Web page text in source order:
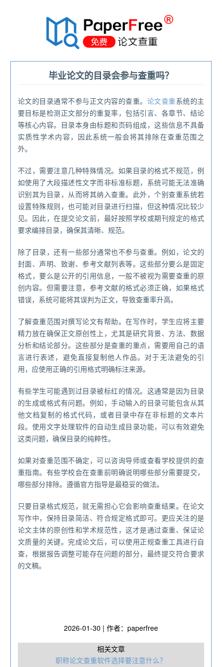
毕业论文的目录会参与查重吗？
论文的目录通常不参与正文内容的查重。 论文查重系统的主
要目标是检测正文部分的重复率，包括引言、各章节、结论
等核心内容。目录本身由标题和页码组成，这些信息不具备
实质性学术内容，因此系统一般会将其排除在查重范围之
外。
不过，需要注意几种特殊情况。如果目录的格式不规范，例
如使用了大段描述性文字而非标准标题，系统可能无法准确
识别其为目录，从而将其纳入查重。此外，个别查重系统若
设置特殊规则，也可能对目录进行扫描，但这种情况比较少
见。因此，在提交论文前，最好按照学校或期刊规定的格式
要求编排目录，确保其清晰、规范。
除了目录，还有一些部分通常也不参与查重。例如，论文的
封面、声明、致谢、参考文献列表等。这些部分要么是固定
格式，要么是公开的引用信息，一般不被视为需要查重的原
创内容。但需要注意，参考文献的格式必须正确，如果格式
错误，系统可能将其误判为正文，导致查重率升高。
了解查重范围对撰写论文有帮助。在写作时，学生应将主要
精力放在确保正文原创性上，尤其是研究背景、方法、数据
分析和结论部分。这些部分是查重的重点，需要用自己的语
言进行表述，避免直接复制他人作品。对于无法避免的引
用，应使用正确的引用格式明确标注来源。
有些学生可能遇到过目录被标红的情况。这通常是因为目录
的生成或格式有问题。例如，手动输入的目录可能包含从其
他文档复制的格式代码，或者目录中存在非标题的文本片
段。使用文字处理软件的自动生成目录功能，可以有效避免
这类问题，确保目录的纯粹性。
如果对查重范围不确定，可以咨询导师或查看学校提供的查
重指南。有些学校会在查重前明确说明哪些部分需要提交，
哪些部分排除。遵循官方指导是最稳妥的做法。
只要目录格式规范，就无需担心它会影响查重结果。在论文
写作中，保持目录简洁、符合规定格式即可。更应关注的是
论文主体的原创性和学术规范性，这才是通过查重、保证论
文质量的关键。完成论文后，可以使用正规查重工具进行自
查，根据报告调整可能存在问题的部分，最终提交符合要求
的文稿。
2026-01-30 | 作者：paperfree
相关文章
职称论文查重软件选择要注意什么？